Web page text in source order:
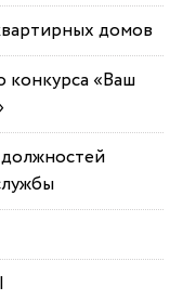
домов
конкурса «Ваш